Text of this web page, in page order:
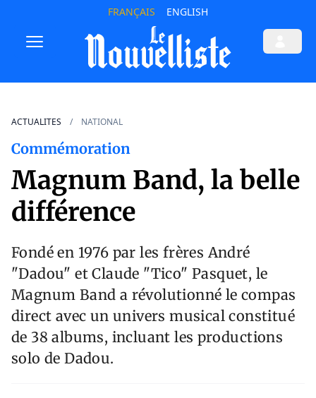
FRANÇAIS ENGLISH
ACTUALITES NATIONAL
Commémoration
Magnum Band, la belle
différence
Fondé en 1976 par les frères André
"Dadou" et Claude "Tico" Pasquet, le
Magnum Band a révolutionné le compas
direct avec un univers musical constitué
de 38 albums, incluant les productions
solo de Dadou.